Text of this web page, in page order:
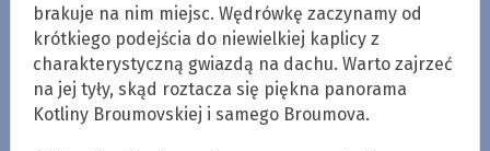
brakuje na nim miejsc. Wędrówkę zaczynamy od
krótkiego podejścia do niewielkiej kaplicy z
charakterystyczną gwiazdą na dachu. Warto zajrzeć
na jej tyły, skąd roztacza się piękna panorama
Kotliny Broumovskiej i samego Broumova.